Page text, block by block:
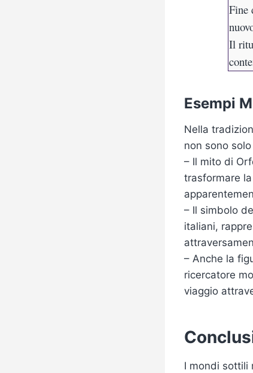
Fine
Il
Esempi
Nella
non sono
– Il mito di
trasformare
– Il simbolo
italiani,
– Anche la
ricercatore
viaggio
I mondi sottili